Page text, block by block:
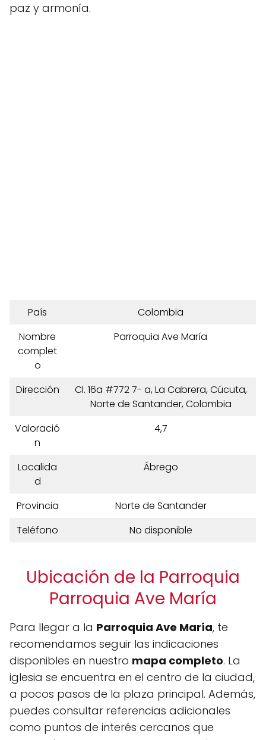
paz y armonía.
País
Colombia
Nombre
complet
o
Parroquia Ave María
Dirección
Cl. 16a #772 7- a, La Cabrera, Cúcuta,
Norte de Santander, Colombia
Valoració
n
4,7
Localida
d
Ábrego
Provincia
Norte de Santander
Teléfono
No disponible
Ubicación de la Parroquia
Parroquia Ave María
Para llegar a la Parroquia Ave María, te
recomendamos seguir las indicaciones
disponibles en nuestro mapa completo. La
iglesia se encuentra en el centro de la ciudad,
a pocos pasos de la plaza principal. Además,
puedes consultar referencias adicionales
como puntos de interés cercanos que